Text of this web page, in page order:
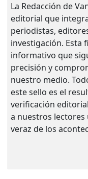
La Redacción de
editorial que
periodistas,
investigación. Esta
informativo que
precisión y
nuestro medio.
este sello es el
verificación
a nuestros lectores
veraz de los